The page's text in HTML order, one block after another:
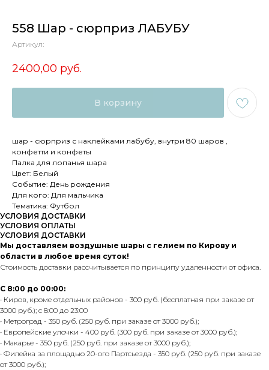
558 Шар - сюрприз ЛАБУБУ
Артикул:
2400,00 руб.
В корзину
шар - сюрприз с наклейками лабубу, внутри 80 шаров ,
конфетти и конфеты
Палка для лопанья шара
Цвет: Белый
Событие: День рождения
Для кого: Для мальчика
Тематика: Футбол
УСЛОВИЯ ДОСТАВКИ
УСЛОВИЯ ОПЛАТЫ
УСЛОВИЯ ДОСТАВКИ
Мы доставляем воздушные шары с гелием по Кирову и
области в любое время суток!
Стоимость доставки рассчитывается по принципу удаленности от офиса.
С 8:00 до 00:00:
• Киров, кроме отдельных районов - 300 руб. (бесплатная при заказе от
3000 руб.); с 8:00 до 23:00
• Метроград - 350 руб. (250 руб. при заказе от 3000 руб.);
• Европейские улочки - 400 руб. (300 руб. при заказе от 3000 руб.);
• Макарье - 350 руб. (250 руб. при заказе от 3000 руб.);
• Филейка за площадью 20-ого Партсьезда - 350 руб. (250 руб. при заказе
от 3000 руб.);